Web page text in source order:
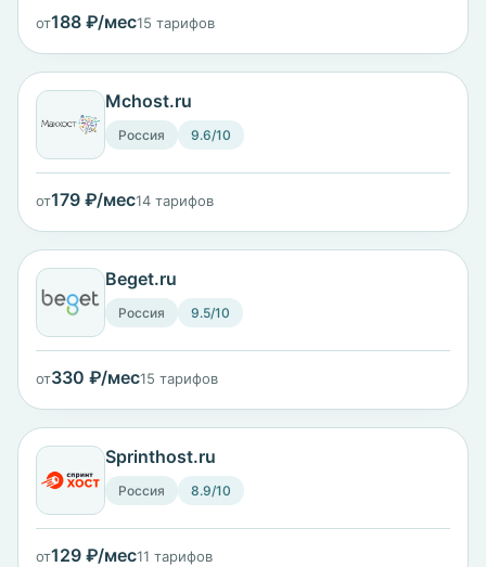
от188 ₽/мес15 тарифов
Mchost.ru
Россия 9.6/10
от179 ₽/мес14 тарифов
Beget.ru
Россия 9.5/10
от330 ₽/мес15 тарифов
Sprinthost.ru
Россия 8.9/10
от129 ₽/мес11 тарифов